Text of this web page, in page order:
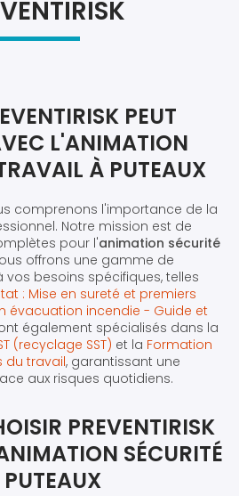
PEUT
L'ANIMATION
À PUTEAUX
comprenons l'importance de la
Notre mission est de
pour l'animation sécurité
offrons une gamme de
besoins spécifiques, telles
: Mise en sureté et premiers
évacuation incendie - Guide et
également spécialisés dans la
(recyclage SST) et la Formation
du travail, garantissant une
aux risques quotidiens.
PREVENTIRISK
SÉCURITÉ